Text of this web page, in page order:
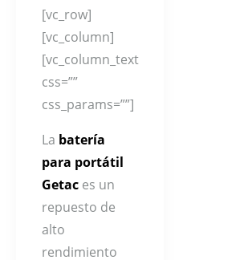
[vc_row]
[vc_column]
[vc_column_text
css=””
css_params=””]
La batería
para portátil
Getac es un
repuesto de
alto
rendimiento